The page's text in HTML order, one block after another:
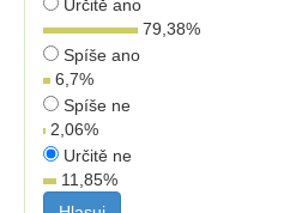
Určitě ano
79,38%
Spíše ano
6,7%
Spíše ne
2,06%
Určitě ne
11,85%